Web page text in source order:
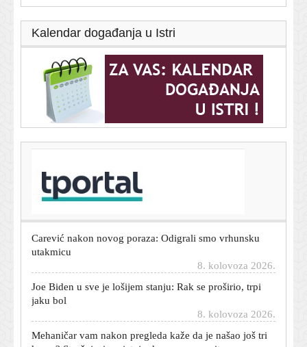
Kalendar događanja u Istri
Dnevni horoskop za 9. kolovoza 2026. - što vam
zvijezde danas donose
utakmicu
Joe Biden u sve je lošijem stanju: Rak se proširio, trpi
jaku bol
Mehaničar vam nakon pregleda kaže da je našao još tri
kvara? Stručnjaci savjetuju da prvo napravite ovo